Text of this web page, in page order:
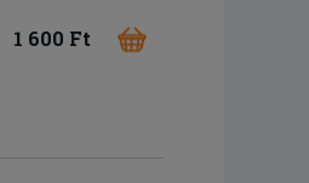
1 600 Ft